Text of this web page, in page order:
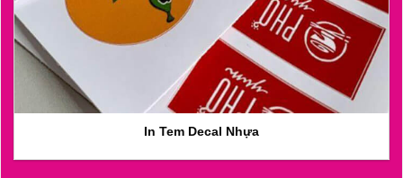
In Tem Decal Nhựa